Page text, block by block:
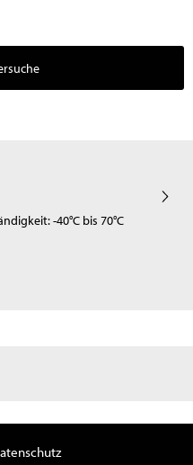
-40°C bis 70°C